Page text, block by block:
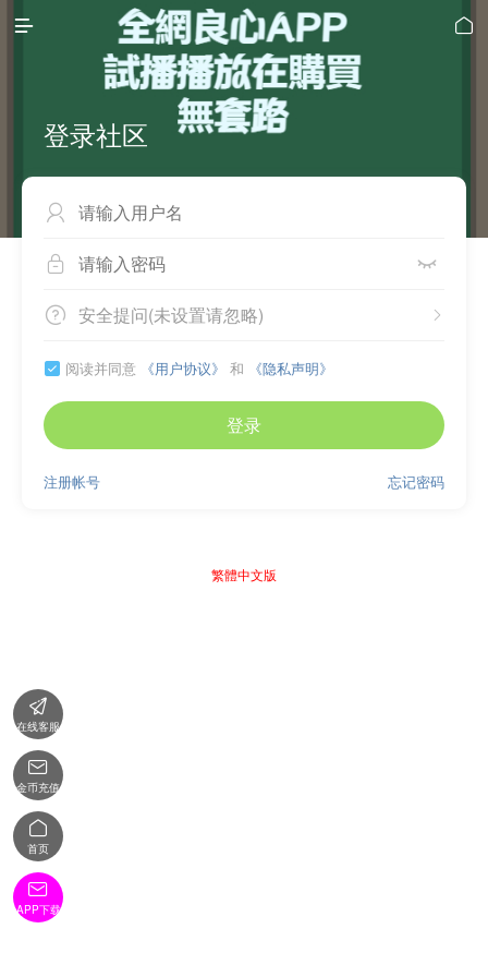
 
登录社区

 
 
安全提问(未设置请忽略)
 阅读并同意 《用户协议》 和 《隐私声明》
登录
忘记密码
注册帐号
繁體中文版

在线客服

金币充值

首页

APP下载